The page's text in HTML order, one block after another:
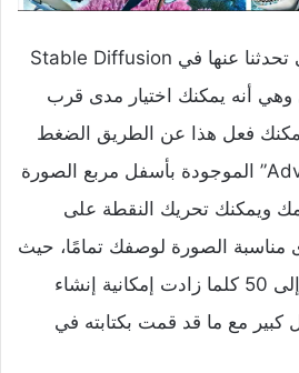
بالإضافة إلى الميزة التي تحدثنا عنها في Stable Diffusion
أنه يمكنك اختيار مدى قرب
فعل هذا عن الطريق الضغط
على “Advanced settings” الموجودة بأسفل مربع الصورة
ويمكنك تحريك النقطة على
مناسبة الصورة لوصفك تمامًا، حيث
كلما زدت القيمة من 0 إلى 50 كلما زادت إمكانية إنشاء
مع ما قد قمت بكتابته في